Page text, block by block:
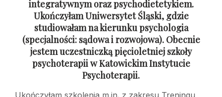
integratywnym oraz psychodietetykiem.
Ukończyłam Uniwersytet Śląski, gdzie
studiowałam na kierunku psychologia
(specjalności: sądowai rozwojowa). Obecnie
jestem uczestniczką pięcioletniej szkoły
psychoterapiiw Katowickim Instytucie
Psychoterapii.